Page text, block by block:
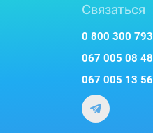
Связаться
0 800 300 793
067 005 08 48
067 005 13 56